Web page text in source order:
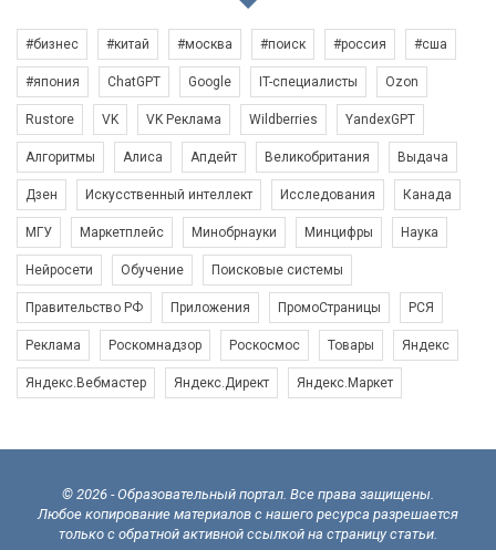
#бизнес #китай #москва #поиск #россия #сша
#япония ChatGPT Google IT-специалисты Ozon
Rustore VK VK Реклама Wildberries YandexGPT
Алгоритмы Алиса Апдейт Великобритания Выдача
Дзен Искусственный интеллект Исследования Канада
МГУ Маркетплейс Минобрнауки Минцифры Наука
Нейросети Обучение Поисковые системы
Правительство РФ Приложения ПромоСтраницы РСЯ
Реклама Роскомнадзор Роскосмос Товары Яндекс
Яндекс.Вебмастер Яндекс.Директ Яндекс.Маркет
© 2026 - Образовательный портал. Все права защищены.
Любое копирование материалов с нашего ресурса разрешается
только с обратной активной ссылкой на страницу статьи.